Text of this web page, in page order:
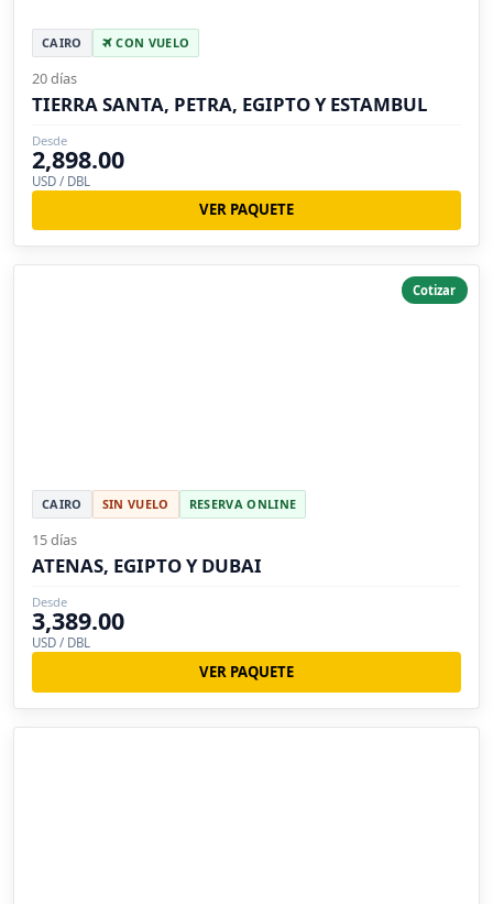
CAIRO CON VUELO
20 días
TIERRA SANTA, PETRA, EGIPTO Y ESTAMBUL
Desde
2,898.00
USD / DBL
VER PAQUETE
Cotizar
CAIRO SIN VUELO RESERVA ONLINE
15 días
ATENAS, EGIPTO Y DUBAI
Desde
3,389.00
USD / DBL
VER PAQUETE